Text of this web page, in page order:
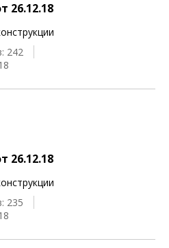
26.12.18
242
26.12.18
235